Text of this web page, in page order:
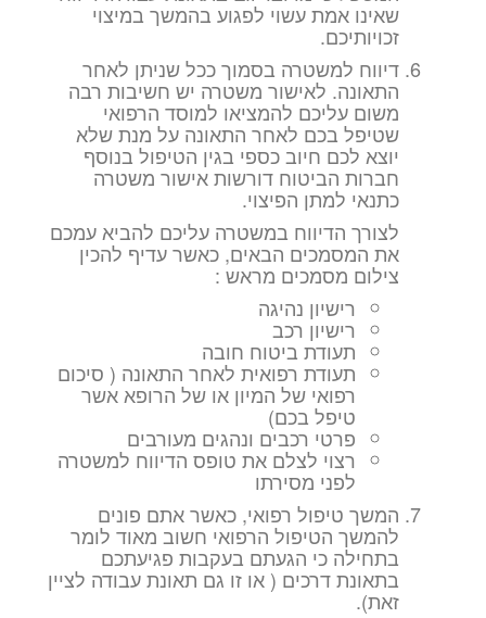
שאינו אמת עשוי לפגוע בהמשך במיצוי
זכויותיכם.
דיווח למשטרה בסמוך ככל שניתן לאחר
התאונה. לאישור משטרה יש חשיבות רבה
משום עליכם להמציאו למוסד הרפואי
שטיפל בכם לאחר התאונה על מנת שלא
יוצא לכם חיוב כספי בגין הטיפול בנוסף
חברות הביטוח דורשות אישור משטרה
כתנאי למתן הפיצוי.
לצורך הדיווח במשטרה עליכם להביא עמכם
את המסמכים הבאים, כאשר עדיף להכין
צילום מסמכים מראש :
רישיון נהיגה
רישיון רכב
תעודת ביטוח חובה
תעודת רפואית לאחר התאונה ( סיכום
רפואי של המיון או של הרופא אשר
טיפל בכם)
פרטי רכבים ונהגים מעורבים
רצוי לצלם את טופס הדיווח למשטרה
לפני מסירתו
המשך טיפול רפואי, כאשר אתם פונים
להמשך הטיפול הרפואי חשוב מאוד לומר
בתחילה כי הגעתם בעקבות פגיעתכם
בתאונת דרכים ( או זו גם תאונת עבודה לציין
זאת).